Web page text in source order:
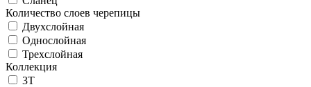
Количество слоев черепицы
Двухслойная
Однослойная
Трехслойная
Коллекция
3T